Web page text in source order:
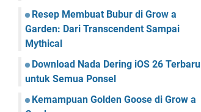
Resep Membuat Bubur di Grow a
Garden: Dari Transcendent Sampai
Mythical
Download Nada Dering iOS 26 Terbaru
untuk Semua Ponsel
Kemampuan Golden Goose di Grow a